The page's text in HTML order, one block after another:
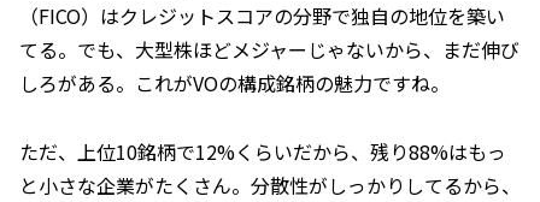
（FICO）はクレジットスコアの分野で独自の地位を築い
てる。でも、大型株ほどメジャーじゃないから、まだ伸び
しろがある。これがVOの構成銘柄の魅力ですね。
ただ、上位10銘柄で12%くらいだから、残り88%はもっ
と小さな企業がたくさん。分散性がしっかりしてるから、